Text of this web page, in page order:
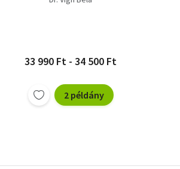
Mátéfy Györk
Csaba György Gábor
Peter Kirchberg
Zsoldos Benő
33 990 Ft - 34 500 Ft
2 példány